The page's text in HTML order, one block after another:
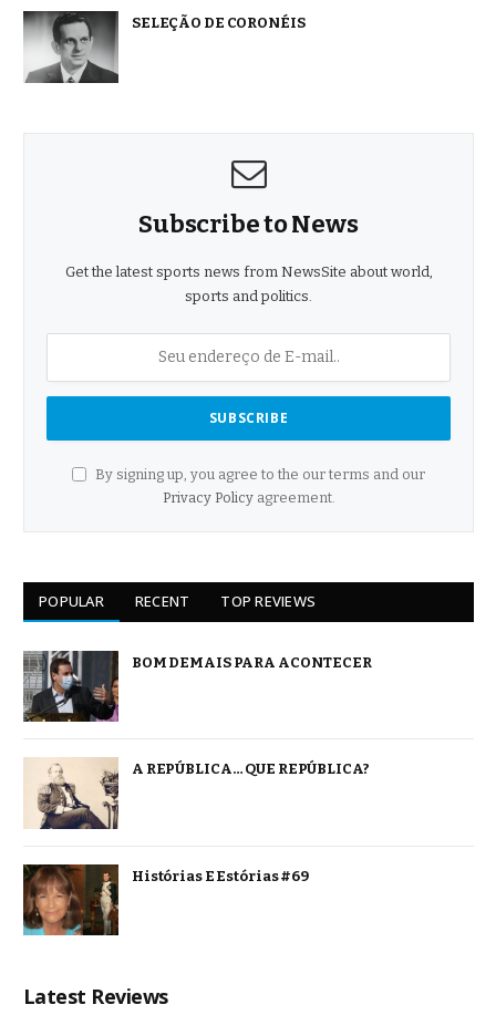
SELEÇÃO DE CORONÉIS
Subscribe to News
Get the latest sports news from NewsSite about world,
sports and politics.
By signing up, you agree to the our terms and our
Privacy Policyagreement.
POPULAR RECENT TOP REVIEWS
BOM DEMAIS PARA ACONTECER
A REPÚBLICA… QUE REPÚBLICA?
Histórias E Estórias #69
Latest Reviews